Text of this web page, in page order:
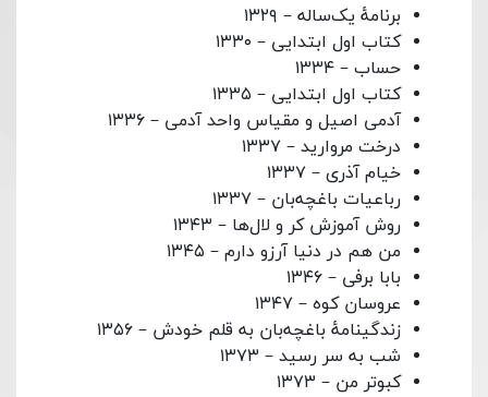
برنامهٔ یک‌ساله – ۱۳۲۹
کتاب اول ابتدایی – ۱۳۳۰
حساب – ۱۳۳۴
کتاب اول ابتدایی – ۱۳۳۵
آدمی اصیل و مقیاس واحد آدمی – ۱۳۳۶
درخت مروارید – ۱۳۳۷
خیام آذری – ۱۳۳۷
رباعیات باغچه‌بان – ۱۳۳۷
روش آموزش کر و لال‌ها – ۱۳۴۳
من هم در دنیا آرزو دارم – ۱۳۴۵
بابا برفی – ۱۳۴۶
عروسان کوه – ۱۳۴۷
زندگینامهٔ باغچه‌بان به قلم خودش – ۱۳۵۶
شب به سر رسید – ۱۳۷۳
کبوتر من – ۱۳۷۳